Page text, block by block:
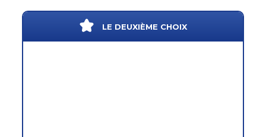
LE DEUXIÈME CHOIX